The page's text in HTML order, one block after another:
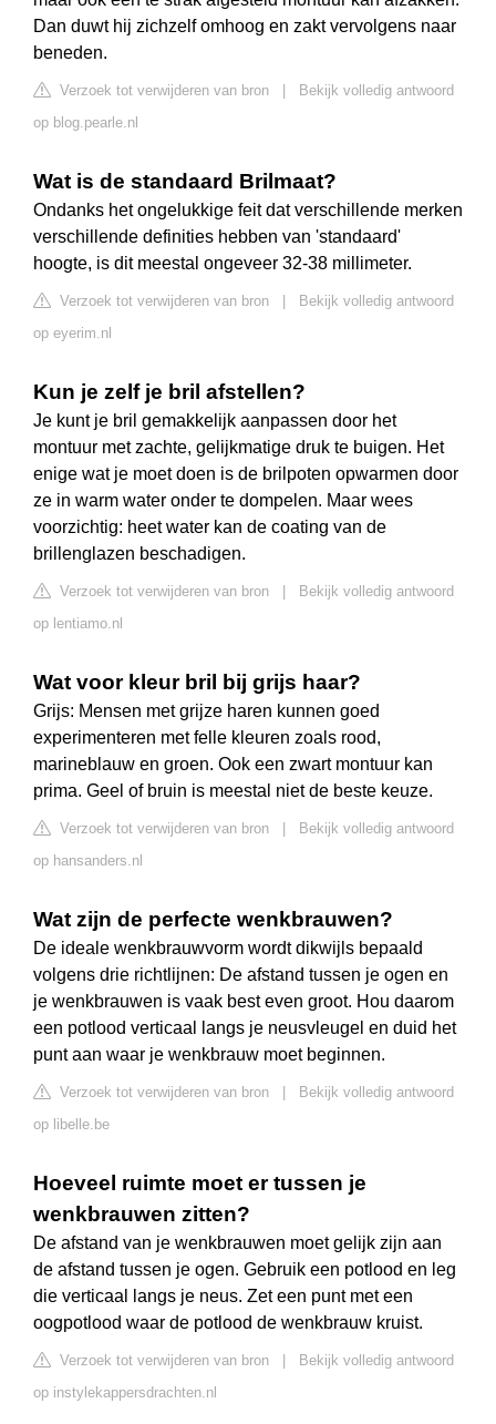
Dan duwt hij zichzelf omhoog en zakt vervolgens naar
beneden.
Verzoek tot verwijderen van bron
Bekijk volledig antwoord
op blog.pearle.nl
Wat is de standaard Brilmaat?
Ondanks het ongelukkige feit dat verschillende merken
verschillende definities hebben van 'standaard'
hoogte, is dit meestal ongeveer 32-38 millimeter.
Verzoek tot verwijderen van bron
Bekijk volledig antwoord
op eyerim.nl
Kun je zelf je bril afstellen?
Je kunt je bril gemakkelijk aanpassen door het
montuur met zachte, gelijkmatige druk te buigen. Het
enige wat je moet doen is de brilpoten opwarmen door
ze in warm water onder te dompelen. Maar wees
voorzichtig: heet water kan de coating van de
brillenglazen beschadigen.
Verzoek tot verwijderen van bron
Bekijk volledig antwoord
op lentiamo.nl
Wat voor kleur bril bij grijs haar?
Grijs: Mensen met grijze haren kunnen goed
experimenteren met felle kleuren zoals rood,
marineblauw en groen. Ook een zwart montuur kan
prima. Geel of bruin is meestal niet de beste keuze.
Verzoek tot verwijderen van bron
Bekijk volledig antwoord
op hansanders.nl
Wat zijn de perfecte wenkbrauwen?
De ideale wenkbrauwvorm wordt dikwijls bepaald
volgens drie richtlijnen: De afstand tussen je ogen en
je wenkbrauwen is vaak best even groot. Hou daarom
een potlood verticaal langs je neusvleugel en duid het
punt aan waar je wenkbrauw moet beginnen.
Verzoek tot verwijderen van bron
Bekijk volledig antwoord
op libelle.be
Hoeveel ruimte moet er tussen je
wenkbrauwen zitten?
De afstand van je wenkbrauwen moet gelijk zijn aan
de afstand tussen je ogen. Gebruik een potlood en leg
die verticaal langs je neus. Zet een punt met een
oogpotlood waar de potlood de wenkbrauw kruist.
Verzoek tot verwijderen van bron
Bekijk volledig antwoord
op instylekappersdrachten.nl